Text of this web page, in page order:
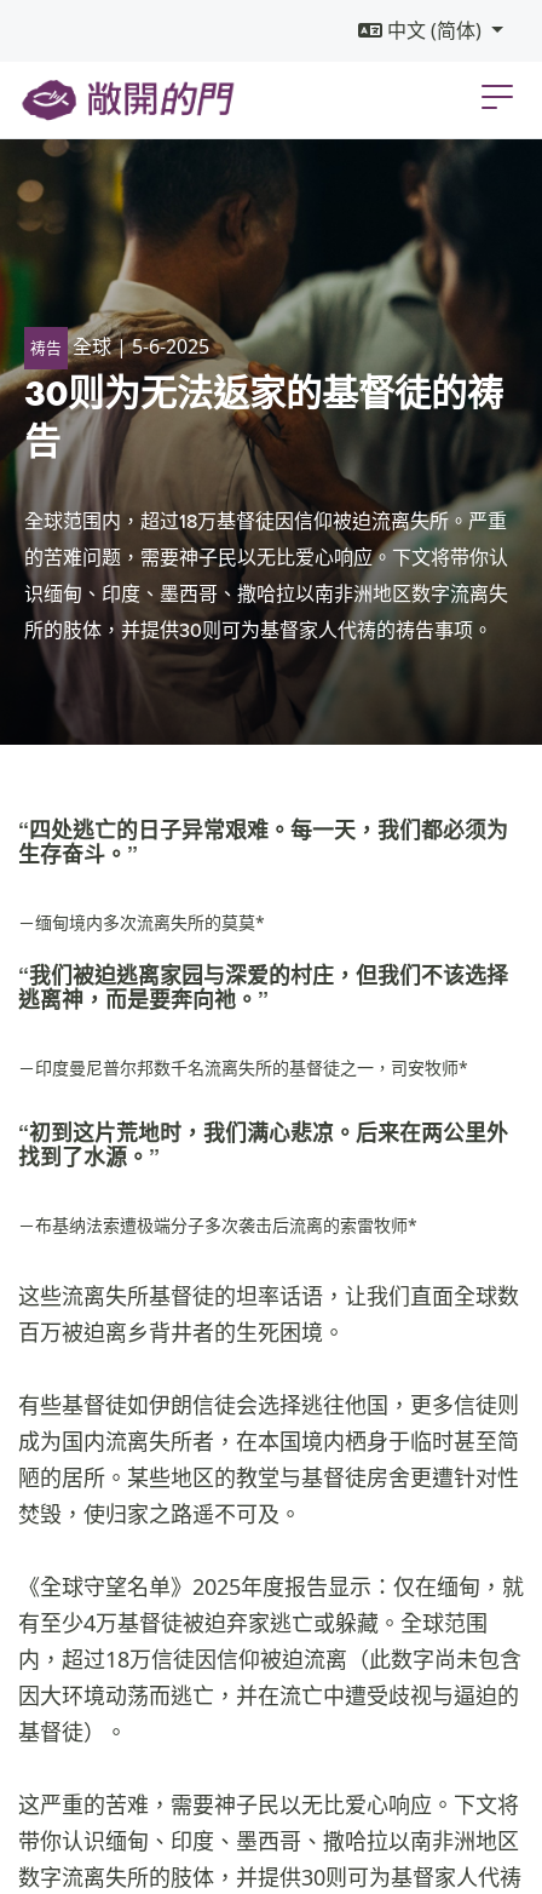
中文 (简体)
祷告 全球| 5-6-2025
30则为无法返家的基督徒的祷
告
全球范围内，超过18万基督徒因信仰被迫流离失所。严重
的苦难问题，需要神子民以无比爱心响应。下文将带你认
识缅甸、印度、墨西哥、撒哈拉以南非洲地区数字流离失
所的肢体，并提供30则可为基督家人代祷的祷告事项。
“四处逃亡的日子异常艰难。每一天，我们都必须为
生存奋斗。”
－缅甸境内多次流离失所的莫莫*
“我们被迫逃离家园与深爱的村庄，但我们不该选择
逃离神，而是要奔向祂。”
－印度曼尼普尔邦数千名流离失所的基督徒之一，司安牧师*
“初到这片荒地时，我们满心悲凉。后来在两公里外
找到了水源。”
－布基纳法索遭极端分子多次袭击后流离的索雷牧师*
这些流离失所基督徒的坦率话语，让我们直面全球数
百万被迫离乡背井者的生死困境。
有些基督徒如伊朗信徒会选择逃往他国，更多信徒则
成为国内流离失所者，在本国境内栖身于临时甚至简
陋的居所。某些地区的教堂与基督徒房舍更遭针对性
焚毁，使归家之路遥不可及。
《全球守望名单》2025年度报告显示：仅在缅甸，就
有至少4万基督徒被迫弃家逃亡或躲藏。全球范围
内，超过18万信徒因信仰被迫流离（此数字尚未包含
因大环境动荡而逃亡，并在流亡中遭受歧视与逼迫的
基督徒）。
这严重的苦难，需要神子民以无比爱心响应。下文将
带你认识缅甸、印度、墨西哥、撒哈拉以南非洲地区
数字流离失所的肢体，并提供30则可为基督家人代祷